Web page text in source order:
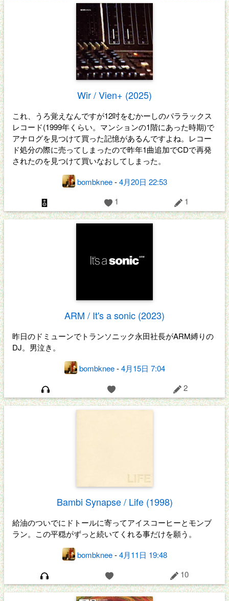
Wir / Vien+ (2025)
これ、うろ覚えなんですが12吋をむかーしのパララックス
レコード(1999年くらい。マンションの1階にあった時期)で
アナログを見つけて買った記憶があるんですよね。レコー
ド処分の際に売ってしまったので昨年1曲追加でCDで再発
されたのを見つけて買いなおしてしまった。
bombknee-4月20日 22:53
1
1
ARM / It's a sonic (2023)
昨日のドミューンでトランソニック永田社長がARM縛りの
DJ。男泣き。
bombknee-4月15日 7:04
2
Bambi Synapse / Life (1998)
給油のついでにドトールに寄ってアイスコーヒーとモンブ
ラン。この平穏がずっと続いてくれる事だけを願う。
bombknee-4月11日 19:48
10